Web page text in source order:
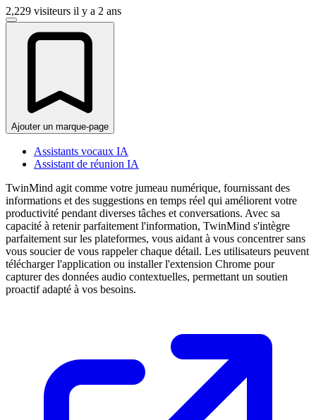
2,229 visiteurs il y a 2 ans
Ajouter un marque-page
Assistants vocaux IA
Assistant de réunion IA
TwinMind agit comme votre jumeau numérique, fournissant des
informations et des suggestions en temps réel qui améliorent votre
productivité pendant diverses tâches et conversations. Avec sa
capacité à retenir parfaitement l'information, TwinMind s'intègre
parfaitement sur les plateformes, vous aidant à vous concentrer sans
vous soucier de vous rappeler chaque détail. Les utilisateurs peuvent
télécharger l'application ou installer l'extension Chrome pour
capturer des données audio contextuelles, permettant un soutien
proactif adapté à vos besoins.